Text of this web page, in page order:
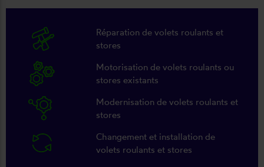
Réparation de volets roulants et
stores
Motorisation de volets roulants ou
stores existants
Modernisation de volets roulants et
stores
Changement et installation de
volets roulants et stores